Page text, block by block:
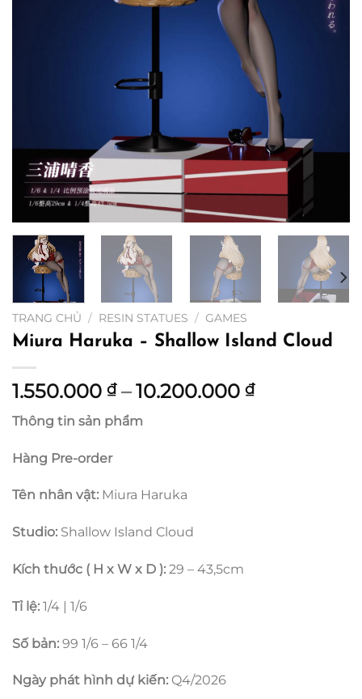
TRANG CHỦ / RESIN STATUES / GAMES
Miura Haruka – Shallow Island Cloud
1.550.000 ₫ – 10.200.000 ₫Khoảng
Thông tin sản phẩm
Hàng Pre-order
Tên nhân vật: Miura Haruka
Studio: Shallow Island Cloud
Kích thước ( H x W x D ): 29 – 43,5cm
Tỉ lệ: 1/4 | 1/6
Số bản: 99 1/6 – 66 1/4
Ngày phát hình dự kiến: Q4/2026